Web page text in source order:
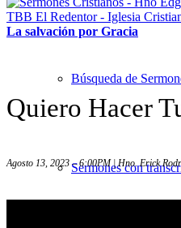
Búsqueda de
Sermones con
La salvación por Gracia
Quiero Hacer
Agosto 13, 2023 – 6:00PM | Hno. Erick